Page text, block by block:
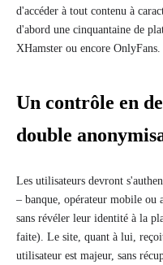
d'accéder à tout contenu à
d'abord une cinquantaine de
XHamster ou encore OnlyFans.
Un contrôle en
double
Les utilisateurs devront
– banque, opérateur mobile ou
sans révéler leur identité à la
faite). Le site, quant à lui,
utilisateur est majeur, sans